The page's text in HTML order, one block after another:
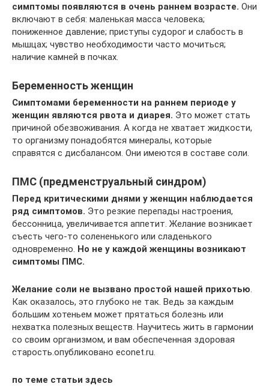
симптомы появляются в очень раннем возрасте. Они
включают в себя: маленькая масса человека;
пониженное давление; приступы судорог и слабость в
мышцах; чувство необходимости часто мочиться;
наличие камней в почках.
Беременность женщин
Симптомами беременности на раннем периоде у
женщин являются рвота и диарея. Это может стать
причиной обезвоживания. А когда не хватает жидкости,
то организму понадобятся минералы, которые
справятся с дисбалансом. Они имеются в составе соли.
ПМС (предменструальный синдром)
Перед критическими днями у женщин наблюдается
ряд симптомов. Это резкие перепады настроения,
бессонница, увеличивается аппетит. Желание возникает
съесть чего-то солененького или сладенького
одновременно. Но не у каждой женщины возникают
симптомы ПМС.
Желание соли не вызвано простой нашей прихотью.
Как оказалось, это глубоко не так. Ведь за каждым
большим хотеньем может прятаться болезнь или
нехватка полезных веществ. Научитесь жить в гармонии
со своим организмом, и вам обеспеченная здоровая
старость.опубликовано econet.ru.
по теме статьи здесь